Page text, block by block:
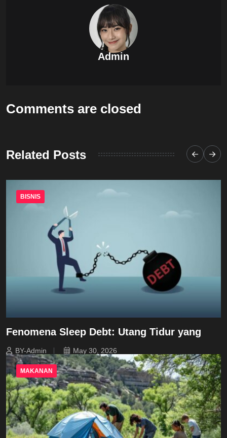
Admin
Comments are closed
Related Posts
BISNIS
Fenomena Sleep Debt: Utang Tidur yang
BY-Admin May 30, 2026
MAKANAN